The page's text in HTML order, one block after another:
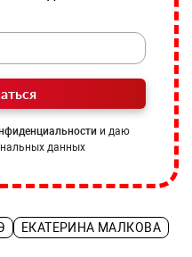
и даю
данных
ЕКАТЕРИНА МАЛКОВА